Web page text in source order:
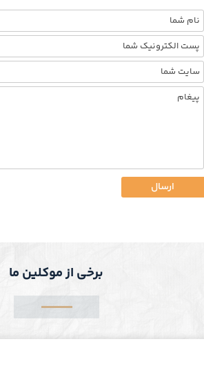
ارسال
برخی از موکلین ما